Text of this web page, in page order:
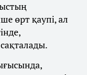
өрт қаупі, ал